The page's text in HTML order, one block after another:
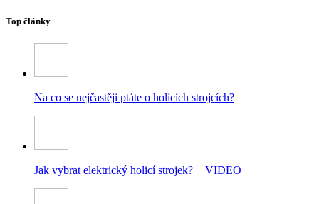
Top články
Na co se nejčastěji ptáte o holicích strojcích?
Jak vybrat elektrický holicí strojek? + VIDEO